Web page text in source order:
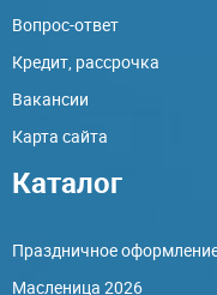
Вопрос-ответ
Кредит, рассрочка
Вакансии
Карта сайта
Каталог
Праздничное
Масленица 2026